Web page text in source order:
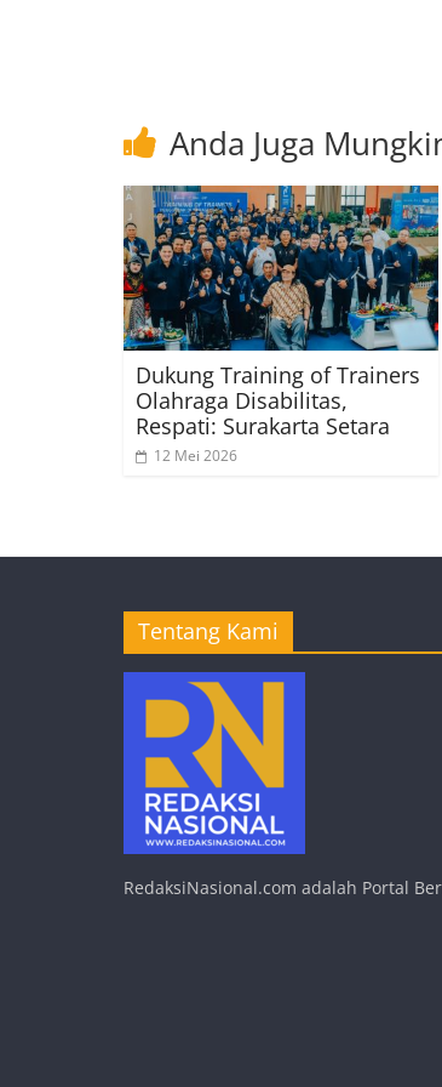
Anda Juga
Dukung Training of Trainers
Olahraga Disabilitas,
Respati: Surakarta Setara
12 Mei 2026
Tentang Kami
RedaksiNasional.com adalah Portal